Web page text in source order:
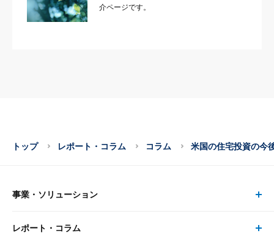
介ページです。
トップ レポート・コラム コラム 米国の住宅投資の今
事業・ソリューション
事業・ソリューション トップ
レポート・コラム